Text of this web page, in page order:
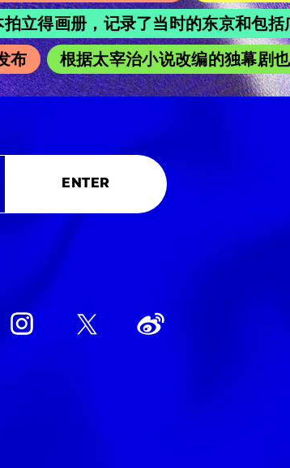
画册，记录了当时的东京和包括广
根据太宰治小说改编的独幕剧也
ENTER